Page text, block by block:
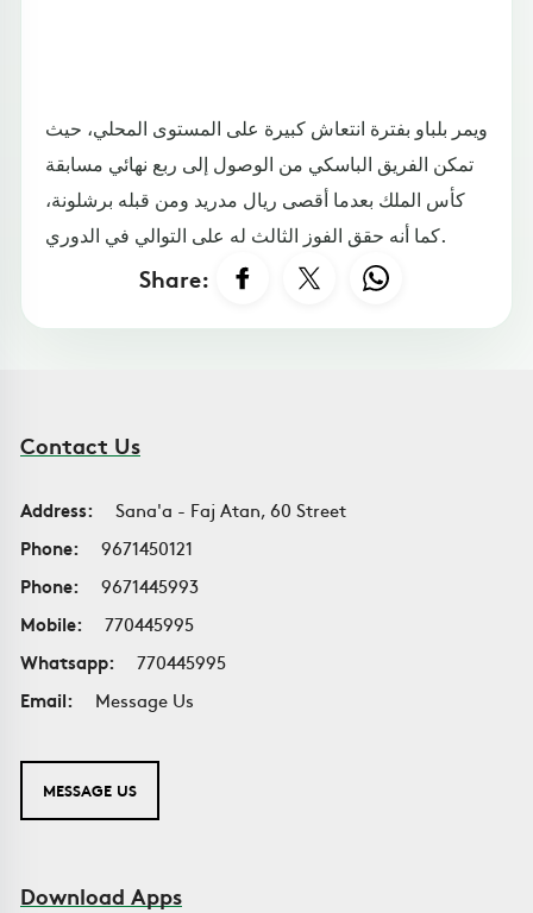
ويمر بلباو بفترة انتعاش كبيرة على المستوى المحلي، حيث
تمكن الفريق الباسكي من الوصول إلى ربع نهائي مسابقة
كأس الملك بعدما أقصى ريال مدريد ومن قبله برشلونة،
كما أنه حقق الفوز الثالث له على التوالي في الدوري.
Share:
Contact Us
Address:
Sana'a - Faj Atan, 60 Street
Phone:
9671450121
Phone:
9671445993
Mobile:
770445995
Whatsapp:
770445995
Email:
Message Us
MESSAGE US
Download Apps